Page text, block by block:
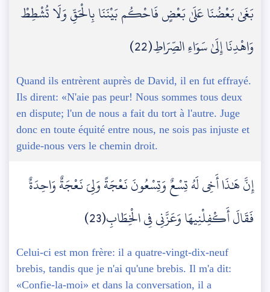
بَغَىٰ بَعْضُنَا عَلَىٰ بَعْضٍ فَاحْكُم بَيْنَنَا بِالْحَقِّ وَلَا تُشْطِطْ
وَاهْدِنَا إِلَىٰ سَوَاءِ الصِّرَاطِ(22)
Quand ils entrèrent auprès de David, il en fut effrayé.
Ils dirent: «N'aie pas peur! Nous sommes tous deux
en dispute; l'un de nous a fait du tort à l'autre. Juge
donc en toute équité entre nous, ne sois pas injuste et
guide-nous vers le chemin droit.
إِنَّ هَٰذَا أَخِي لَهُ تِسْعٌ وَتِسْعُونَ نَعْجَةً وَلِيَ نَعْجَةٌ وَاحِدَةٌ
فَقَالَ أَكْفِلْنِيهَا وَعَزَّنِي فِي الْخِطَابِ(23)
Celui-ci est mon frère: il a quatre-vingt-dix-neuf
brebis, tandis que je n'ai qu'une brebis. Il m'a dit:
«Confie-la-moi» et dans la conversation, il a